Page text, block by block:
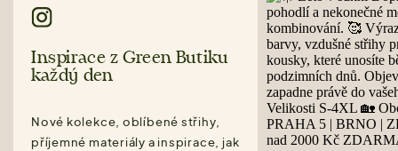
Inspirace z Green Butiku
každý den
Nové kolekce, oblíbené střihy,
příjemné materiály a inspirace, jak